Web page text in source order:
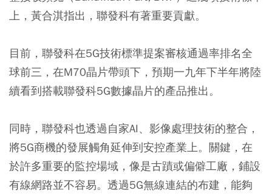
上，黃合淇指出，聯發科有著重要貢獻。
目前，聯發科在5G技術標準提案審核通過率排名全
球前三，在M70晶片帶頭下，預期一九年下半年將陸
續看到搭載聯發科5G數據晶片的產品推出。
同時，聯發科也透過自家AI、影像處理技術的整合，
將5G商機的發展觸角延伸到安控產業上。關鍵，在
於許多重要的監控場域，像是古蹟或偏僻工廠，鋪設
有線網路並不容易。透過5G無線連結的布建，能夠